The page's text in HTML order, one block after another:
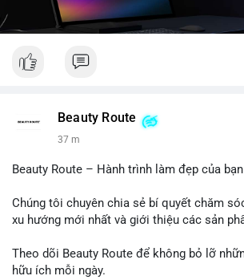
Beauty Route
37 m
Beauty Route – Hành trình làm đẹp của
Chúng tôi chuyên chia sẻ bí quyết chăm
xu hướng mới nhất và giới thiệu các sản
Theo dõi Beauty Route để không bỏ lỡ
hữu ích mỗi ngày.